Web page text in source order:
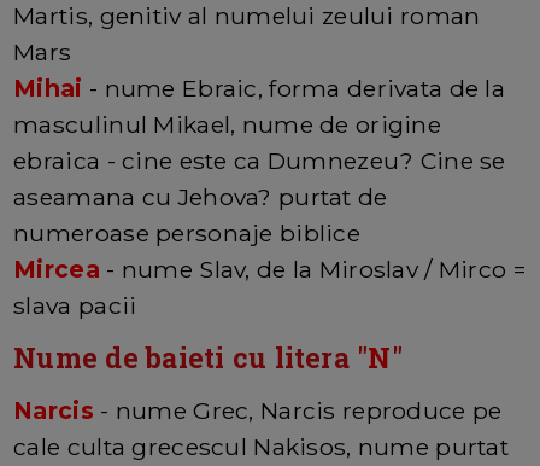
Martis, genitiv al numelui zeului roman
Mars
Mihai - nume Ebraic, forma derivata de la
masculinul Mikael, nume de origine
ebraica - cine este ca Dumnezeu? Cine se
aseamana cu Jehova? purtat de
numeroase personaje biblice
Mircea - nume Slav, de la Miroslav / Mirco =
slava pacii
Nume de baieti cu litera "N"
Narcis - nume Grec, Narcis reproduce pe
cale culta grecescul Nakisos, nume purtat